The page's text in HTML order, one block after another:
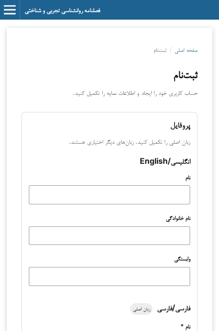
فصلنامه روانشناسی تجربی و شناختی
صفحه اصلی / ثبت‌نام
ثبت‌نام
حساب کاربری خود را ایجاد و اطلاعات نمایه را تکمیل کنید.
پروفایل
زبان اصلی را تکمیل کنید. زبان‌های دیگر اختیاری هستند.
انگلیسی/English
نام
نام خانوادگی
وابستگی
فارسی/فارسی زبان اصلی
نام *